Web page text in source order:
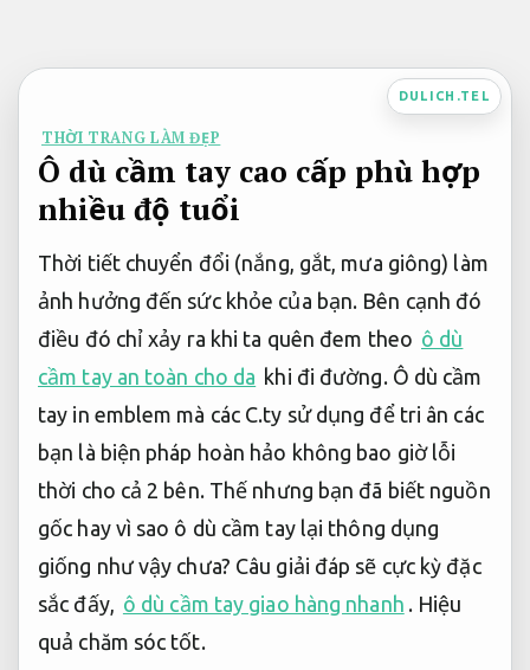
nội
dung
DULICH.TEL
THỜI TRANG LÀM ĐẸP
Ô dù cầm tay cao cấp phù hợp
nhiều độ tuổi
Thời tiết chuyển đổi (nắng, gắt, mưa giông) làm
ảnh hưởng đến sức khỏe của bạn. Bên cạnh đó
điều đó chỉ xảy ra khi ta quên đem theo ô dù
cầm tay an toàn cho da khi đi đường. Ô dù cầm
tay in emblem mà các C.ty sử dụng để tri ân các
bạn là biện pháp hoàn hảo không bao giờ lỗi
thời cho cả 2 bên. Thế nhưng bạn đã biết nguồn
gốc hay vì sao ô dù cầm tay lại thông dụng
giống như vậy chưa? Câu giải đáp sẽ cực kỳ đặc
sắc đấy, ô dù cầm tay giao hàng nhanh . Hiệu
quả chăm sóc tốt.